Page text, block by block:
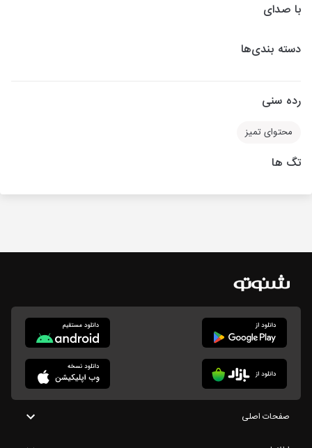
با صدای
دسته بندی‌ها
رده سنی
محتوای تمیز
تگ ها
صفحات اصلی